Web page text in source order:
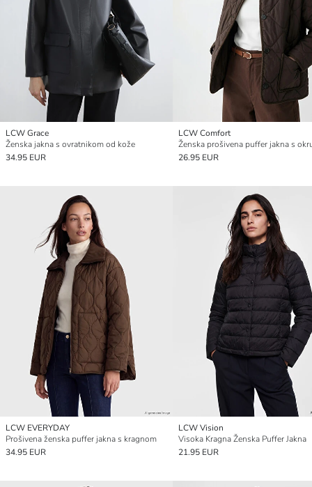
LCW Grace
Ženska jakna s ovratnikom od kože
34.95 EUR
LCW Comfort
26.95 EUR
LCW EVERYDAY
Prošivena ženska puffer jakna s kragnom
34.95 EUR
LCW Vision
Visoka Kragna Ženska Puffer Jakna
21.95 EUR